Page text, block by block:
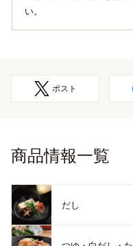
い。
ポスト
商品情報一覧
だし